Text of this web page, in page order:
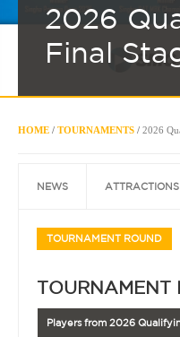
2026
Final
HOME / TOURNAMENTS / 2026
NEWS ATTRACTIONS
TOURNAMENT ROUND
TOURNAMENT
Players from 2026